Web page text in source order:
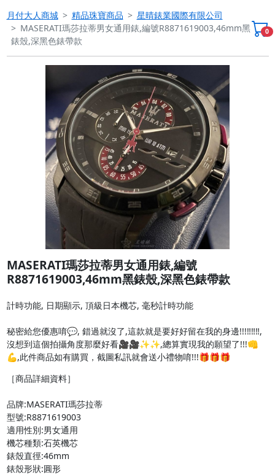
月付大人商城 精品珠寶商品
星晴錶業國際有限公司
MASERATI瑪莎拉蒂男女通用錶,編號R8871619003,46mm黑
錶殼,深黑色錶帶款
0
Previous
MASERATI瑪莎拉蒂男女通用錶,編號
R8871619003,46mm黑錶殼,深黑色錶帶款
計時功能, 日期顯示, 頂級日本機芯, 毫秒計時功能
秘密給您優惠唷💬, 錯過就沒了,這款就是要好好留在我的身邊!!!‼︎‼︎‼︎,
沒想到這個拍攝角度那麼好看🎥🎥✨✨,總算實現我的願望了!!!👊
💪,此件商品如有購買，截圖私訊就會送小禮物唷!!!🎁🎁🎁
［商品詳細資料］
品牌:MASERATI瑪莎拉蒂
型號:R8871619003
適用性別:男女通用
機芯種類:石英機芯
錶殼直徑:46mm
錶殼形狀:圓形